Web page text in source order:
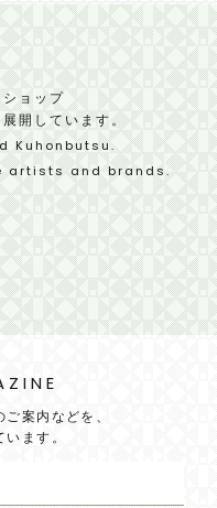
ョップ
開しています。
Kuhonbutsu.
artists and brands.
案内などを、
ます。